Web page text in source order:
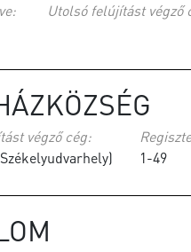
Utolsó felújítást végző
végző cég:
1-49